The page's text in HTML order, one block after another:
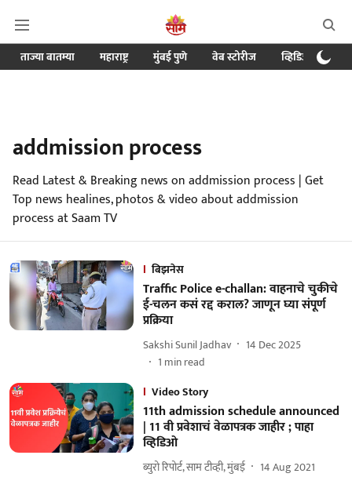
ताज्या बातम्या महाराष्ट्र मुंबई पुणे वेब स्टोरीज व्हिडिओ
addmission process
Read Latest & Breaking news on addmission process | Get
Top news healines, photos & video about addmission
process at Saam TV
बिझनेस
Traffic Police e-challan: वाहनाचे चुकीचे
ई-चलन कसं रद्द कराल? जाणून घ्या संपूर्ण
प्रक्रिया
Sakshi Sunil Jadhav
14 Dec 2025
1 min read
Video Story
11th admission schedule announced
| 11 वी प्रवेशाचं वेळापत्रक जाहीर ; पाहा
व्हिडिओ
ब्युरो रिपोर्ट, साम टीव्ही, मुंबई 14 Aug 2021